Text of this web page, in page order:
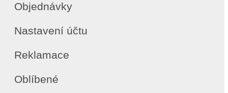
Objednávky
Nastavení účtu
Reklamace
Oblíbené